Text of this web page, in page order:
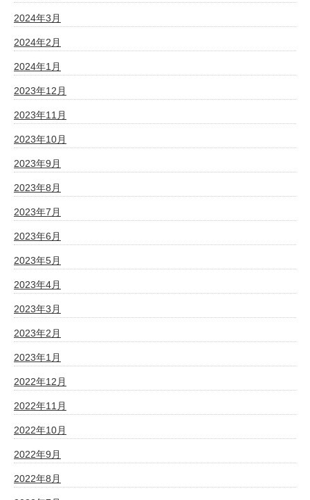
2024年3月
2024年2月
2024年1月
2023年12月
2023年11月
2023年10月
2023年9月
2023年8月
2023年7月
2023年6月
2023年5月
2023年4月
2023年3月
2023年2月
2023年1月
2022年12月
2022年11月
2022年10月
2022年9月
2022年8月